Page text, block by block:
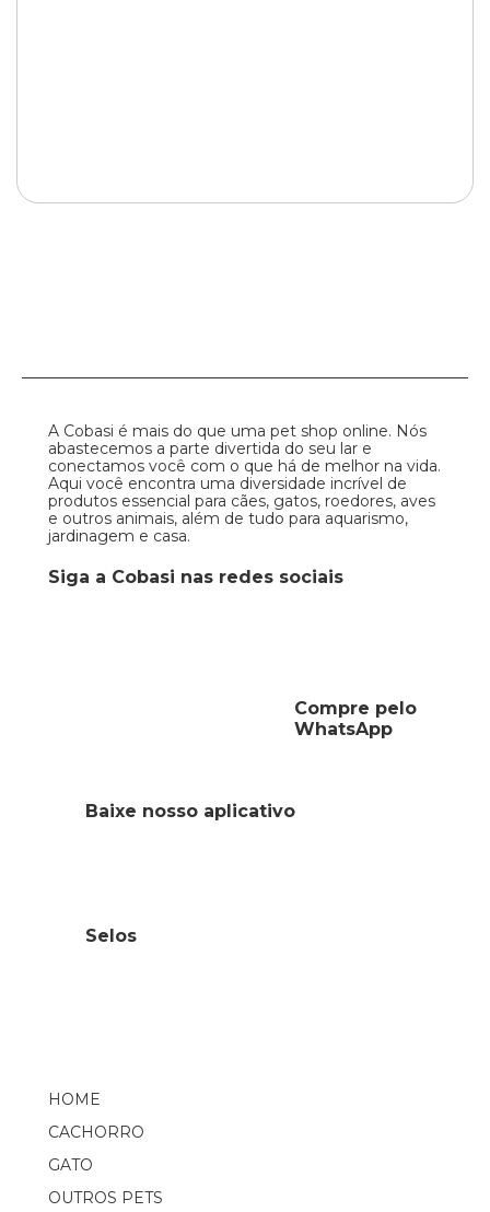
A Cobasi é mais do que uma pet shop online. Nós
abastecemos a parte divertida do seu lar e
conectamos você com o que há de melhor na vida.
Aqui você encontra uma diversidade incrível de
produtos essencial para cães, gatos, roedores, aves
e outros animais, além de tudo para aquarismo,
jardinagem e casa.
Siga a Cobasi nas redes sociais
Compre pelo
WhatsApp
HOME
CACHORRO
GATO
OUTROS PETS
Baixe nosso aplicativo
Selos